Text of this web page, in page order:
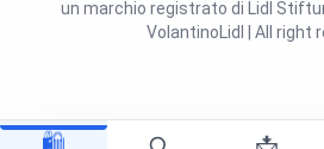
un marchio registrato di Lidl
VolantinoLidl | All right